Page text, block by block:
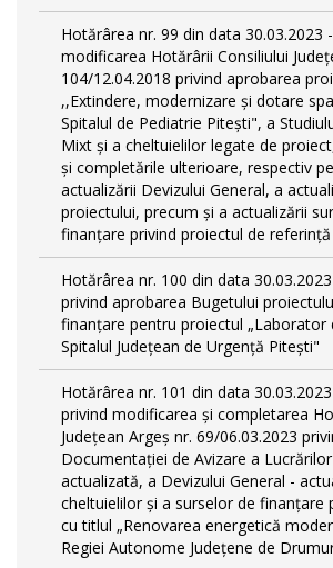
Hotărârea nr. 99 din data 30.03.2023
modificarea Hotărârii Consiliului
104/12.04.2018 privind aprobarea
,,Extindere, modernizare și dotare
Spitalul de Pediatrie Pitești", a
Mixt și a cheltuielilor legate de
și completările ulterioare, respectiv
actualizării Devizului General, a
proiectului, precum și a actualizării
finanțare privind proiectul de referință
Hotărârea nr. 100 din data
privind aprobarea Bugetului
finanțare pentru proiectul „Laborator
Spitalul Județean de Urgență Pitești"
Hotărârea nr. 101 din data
privind modificarea și completarea
Județean Argeș nr. 69/06.03.2023
Documentației de Avizare a
actualizată, a Devizului General -
cheltuielilor și a surselor de finanțare
cu titlul „Renovarea energetică
Regiei Autonome Județene de